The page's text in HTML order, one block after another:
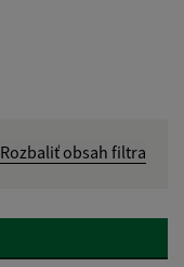
Rozbaliť obsah filtra